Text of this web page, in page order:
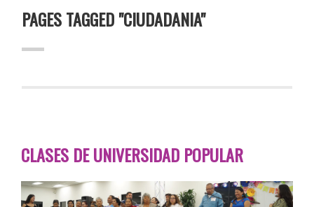
PAGES TAGGED "CIUDADANIA"
CLASES DE UNIVERSIDAD POPULAR